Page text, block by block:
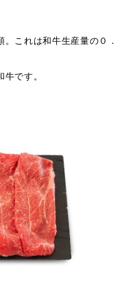
これは和牛生産量の０．
です。